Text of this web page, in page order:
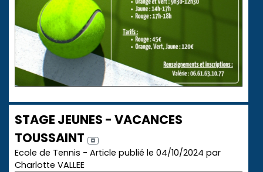
STAGE JEUNES - VACANCES
TOUSSAINT
Ecole de Tennis - Article publié le 04/10/2024 par
Charlotte VALLEE